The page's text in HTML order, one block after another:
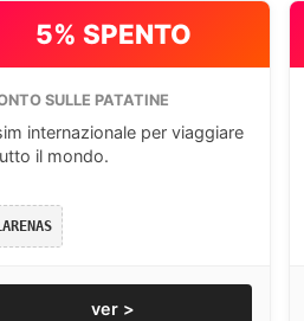
5% SPENTO
SULLE PATATINE
internazionale per viaggiare
il mondo.
ver >